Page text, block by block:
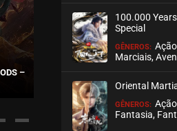
–
6ª TEMPORADA
100.000
Special
GÊNEROS:
Marciais,
Oriental
GÊNEROS:
Fantasia,